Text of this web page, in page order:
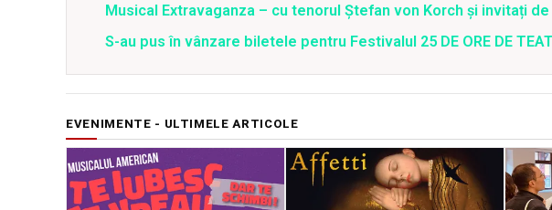
Musical Extravaganza – cu tenorul Ștefan von Korch și invitați de
S-au pus în vânzare biletele pentru Festivalul 25 DE ORE DE
EVENIMENTE - ULTIMELE ARTICOLE